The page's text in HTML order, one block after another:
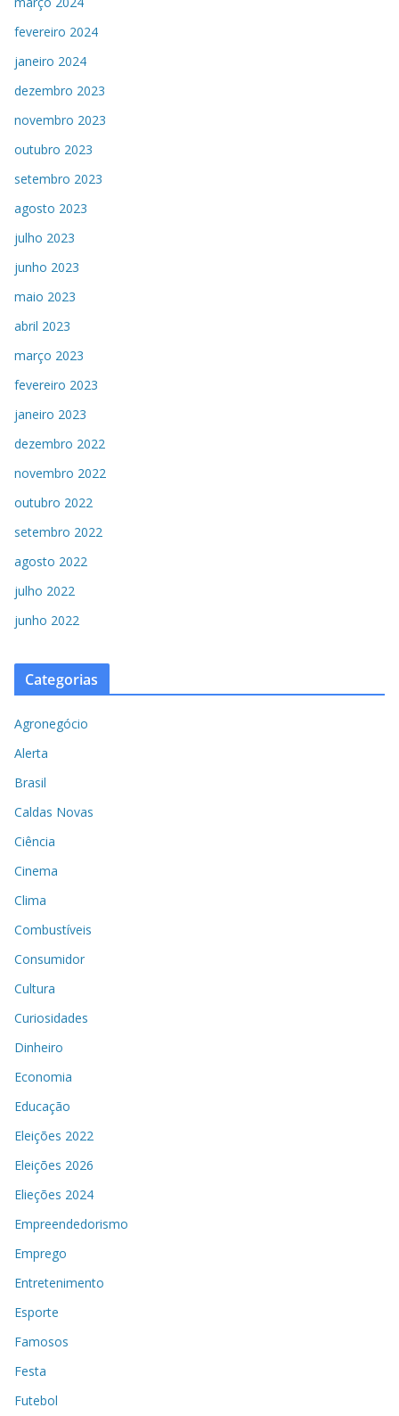
fevereiro 2024
janeiro 2024
dezembro 2023
novembro 2023
outubro 2023
setembro 2023
agosto 2023
julho 2023
junho 2023
maio 2023
abril 2023
março 2023
fevereiro 2023
janeiro 2023
dezembro 2022
novembro 2022
outubro 2022
setembro 2022
agosto 2022
julho 2022
junho 2022
Categorias
Agronegócio
Alerta
Brasil
Caldas Novas
Ciência
Cinema
Clima
Combustíveis
Consumidor
Cultura
Curiosidades
Dinheiro
Economia
Educação
Eleições 2022
Eleições 2026
Elieções 2024
Empreendedorismo
Emprego
Entretenimento
Esporte
Famosos
Festa
Futebol